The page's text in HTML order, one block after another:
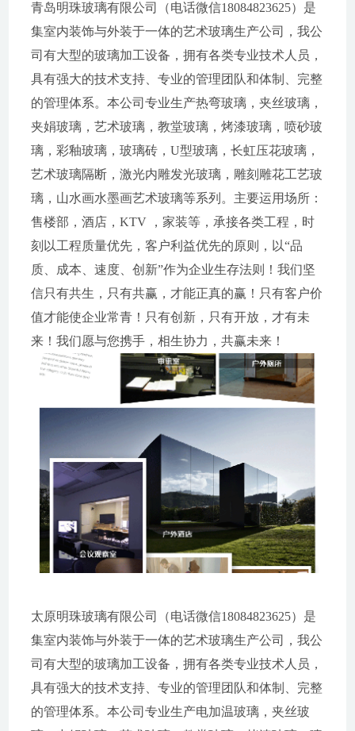
青岛明珠玻璃有限公司（电话微信18084823625）是
集室内装饰与外装于一体的艺术玻璃生产公司，我公
司有大型的玻璃加工设备，拥有各类专业技术人员，
具有强大的技术支持、专业的管理团队和体制、完整
的管理体系。本公司专业生产热弯玻璃，夹丝玻璃，
夹娟玻璃，艺术玻璃，教堂玻璃，烤漆玻璃，喷砂玻
璃，彩釉玻璃，玻璃砖，U型玻璃，长虹压花玻璃，
艺术玻璃隔断，激光内雕发光玻璃，雕刻雕花工艺玻
璃，山水画水墨画艺术玻璃等系列。主要运用场所：
售楼部，酒店，KTV ，家装等，承接各类工程，时
刻以工程质量优先，客户利益优先的原则，以“品
质、成本、速度、创新”作为企业生存法则！我们坚
信只有共生，只有共赢，才能正真的赢！只有客户价
值才能使企业常青！只有创新，只有开放，才有未
来！我们愿与您携手，相生协力，共赢未来！
太原明珠玻璃有限公司（电话微信18084823625）是
集室内装饰与外装于一体的艺术玻璃生产公司，我公
司有大型的玻璃加工设备，拥有各类专业技术人员，
具有强大的技术支持、专业的管理团队和体制、完整
的管理体系。本公司专业生产电加温玻璃，夹丝玻